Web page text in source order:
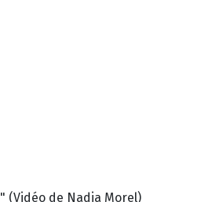
" (Vidéo de Nadia Morel)